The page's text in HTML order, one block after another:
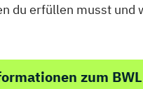
du erfüllen musst
zum